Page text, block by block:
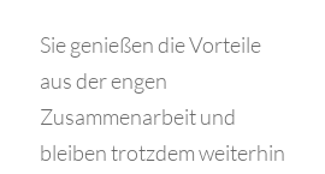
Sie genießen die Vorteile
aus der engen
Zusammenarbeit und
bleiben trotzdem weiterhin